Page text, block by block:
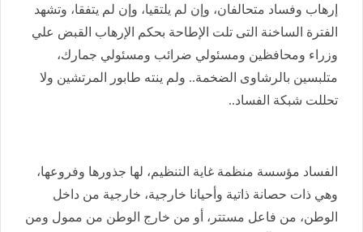
إرهاب وفساد متحالفان، وإن لم يلتقيا، وإن لم يتفقا، وتشهد
الفترة الساخنة التى تلت الإطاحة بحكم الإرهاب القبض علي
وزراء ومحافظين ومسئولي ضرائب ومسئولي جمارك،
متلبسين بالرشاوى الضخمة.. ولم ينته طابور المرتشين ولا
تحللت شبكة الفساد..
الفساد مؤسسة منظمة غاية التنظيم، لها جذورها وفروعها،
وهي ذات حصانة ذاتية وأحيانا خارجية، خارجية من داخل
الوطن، من فاعل مستتر، أو من خارج الوطن من ممول ومن